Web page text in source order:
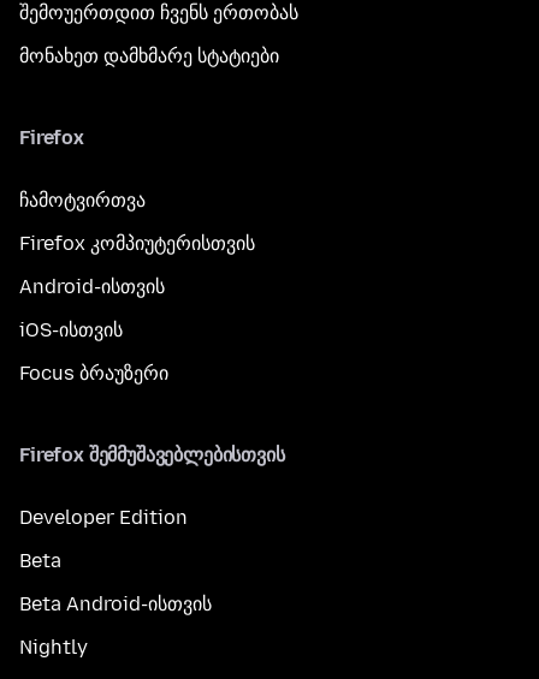
შემოუერთდით ჩვენს ერთობას
მონახეთ დამხმარე სტატიები
Firefox
ჩამოტვირთვა
Firefox კომპიუტერისთვის
Android-ისთვის
iOS-ისთვის
Focus ბრაუზერი
Firefox შემმუშავებლებისთვის
Developer Edition
Beta
Beta Android-ისთვის
Nightly